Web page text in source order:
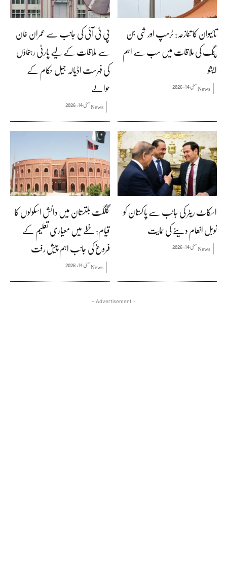
تائیوان کا تنازعہ: ٹرمپ اور شی جن
پنگ کی ملاقات میں سب سے اہم
ایشو
Newsمئی 14, 2026
پی ٹی آئی کی جانب سے عمران خان
سے ملاقات کے لیے پارٹی رہنماؤں
کی فہرست اڈیالہ جیل حکام کے
حوالے
Newsمئی 14, 2026
اسکاٹ ریٹر کی جانب سے پاکستان کو
نوبل انعام دینے کی حمایت
Newsمئی 14, 2026
گلگت بلتستان میں دانش اسکولوں کا
قیام: خطے میں معیاری تعلیم کے
فروغ کی جانب اہم پیش رفت
Newsمئی 14, 2026
- Advertisement -